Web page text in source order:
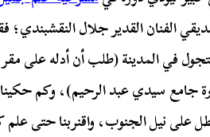
الفنان القدير جلال النقشبندي؛
في المدينة (طلب أن أدله على مقر
جامع سيدي عبد الرحيم)، وكم
على نيل الجنوب، واقنربنا حتى